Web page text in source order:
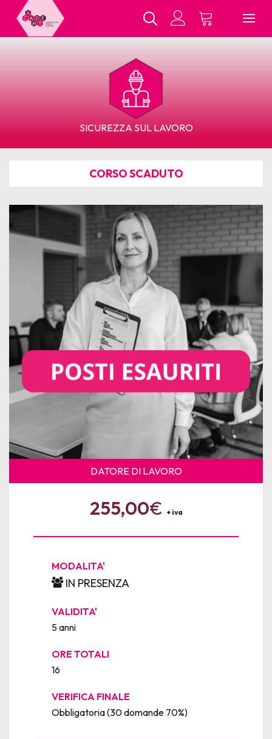
Chi Siamo
Tutti i Corsi
In Presenza
E-Learning
Contatti
News
Per le Aziende
SICUREZZA SUL LAVORO
CORSO SCADUTO
DATORE DI LAVORO
255,00€ + iva
MODALITA'
IN PRESENZA
VALIDITA'
5 anni
ORE TOTALI
16
VERIFICA FINALE
Obbligatoria (30 domande 70%)